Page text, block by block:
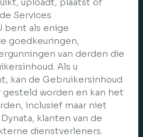
Services
bent als enige
goedkeuringen,
van derden die
Als u
kan de Gebruikersinhoud
worden en kan het
inclusief maar niet
klanten van de
dienstverleners.